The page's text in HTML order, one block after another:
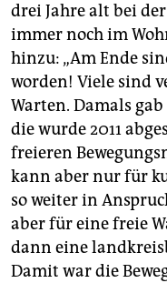
drei Jahre alt bei
immer noch im
hinzu: „Am Ende
worden! Viele sind
Warten. Damals
die wurde 2011
freieren
kann aber nur für
so weiter in
aber für eine freie
dann eine
Damit war die